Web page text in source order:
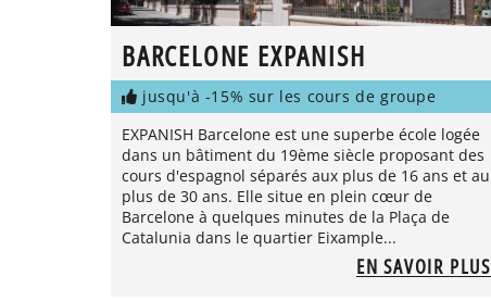
BARCELONE EXPANISH
jusqu'à -15% sur les cours de groupe
EXPANISH Barcelone est une superbe école logée
dans un bâtiment du 19ème siècle proposant des
cours d'espagnol séparés aux plus de 16 ans et au
plus de 30 ans. Elle situe en plein cœur de
Barcelone à quelques minutes de la Plaça de
Catalunia dans le quartier Eixample...
EN SAVOIR PLUS